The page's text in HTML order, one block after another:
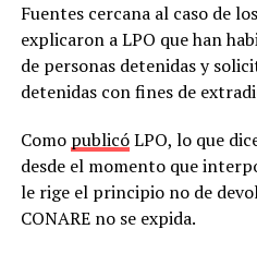
Fuentes cercana al caso de
explicaron a LPO que han
de personas detenidas y
detenidas con fines de
Como publicóLPO, lo que
desde el momento que
le rige el principio no de
CONARE no se expida.